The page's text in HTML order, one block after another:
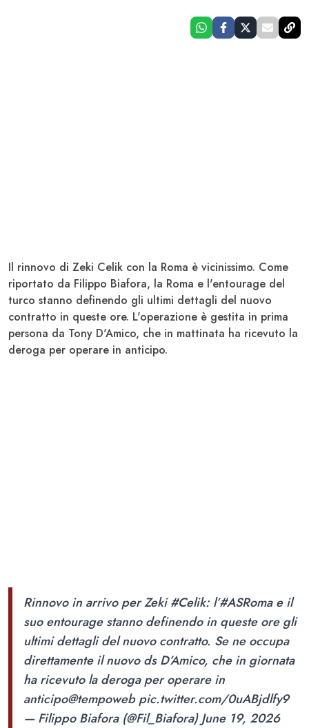
Il rinnovo di Zeki Celik con la Roma è vicinissimo. Come
riportato da Filippo Biafora, la Roma e l'entourage del
turco stanno definendo gli ultimi dettagli del nuovo
contratto in queste ore. L'operazione è gestita in prima
persona da Tony D'Amico, che in mattinata ha ricevuto la
deroga per operare in anticipo.
Rinnovo in arrivo per Zeki#Celik: l’#ASRomae il
suo entourage stanno definendo in queste ore gli
ultimi dettagli del nuovo contratto. Se ne occupa
direttamente il nuovo ds D’Amico, che in giornata
ha ricevuto la deroga per operare in
anticipo@tempoweb pic.twitter.com/0uABjdlfy9
— Filippo Biafora (@Fil_Biafora)June 19, 2026